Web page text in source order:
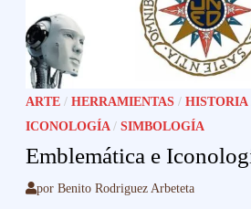
ARTE /HERRAMIENTAS /HISTORIA
ICONOLOGÍA /SIMBOLOGÍA
Emblemática e
porBenito Rodriguez Arbeteta